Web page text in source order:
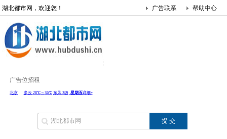
湖北都市网，欢迎您！ 帮助中心
广告联系
广告位招租